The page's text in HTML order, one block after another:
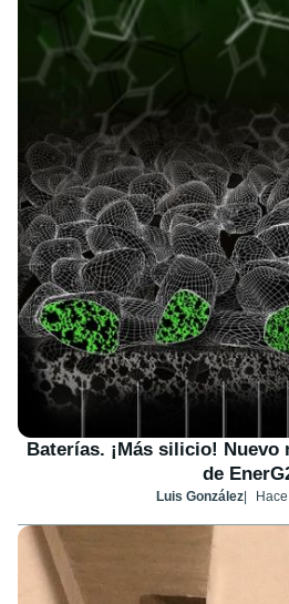
Baterías. ¡Más silicio! Nuevo
de
Luis González